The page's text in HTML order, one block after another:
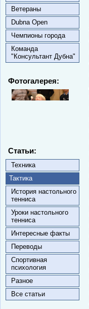
Ветераны
Dubna Open
Чемпионы города
Команда
"Консультант Дубна"
Фотогалерея:
Статьи:
Техника
Тактика
История настольного
тенниса
Уроки настольного
тенниса
Интересные факты
Переводы
Спортивная
психология
Разное
Все статьи